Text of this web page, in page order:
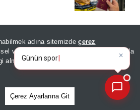
adına sitemizdeçerez
verileriniz, KVKK ve GDPR kapsamında
almak içinAydınlatma Metnimizi
Çerez Ayarlarına Git
ARAÇ! ×
Günün spor, gündem ve
ekonomi gelişmelerini anali